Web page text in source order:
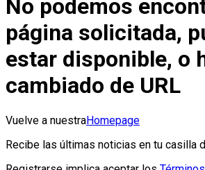
No podemos
página solicitada,
estar disponible, o
cambiado de URL
Vuelve a nuestraHomepage
Recibe las últimas noticias en tu casilla